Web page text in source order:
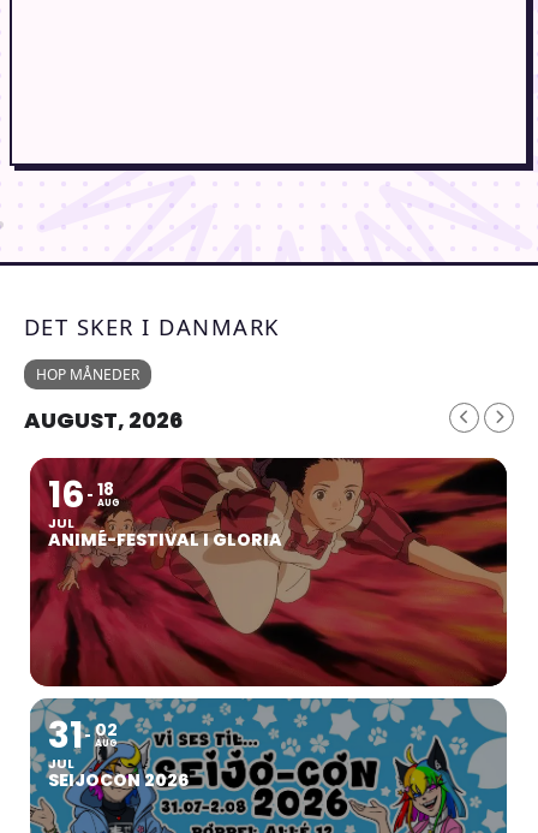
DET SKER I DANMARK
HOP MÅNEDER
AUGUST, 2026
16
JUL
18
AUG
ANIMÉ-FESTIVAL I GLORIA
31
JUL
02
AUG
SEIJOCON 2026